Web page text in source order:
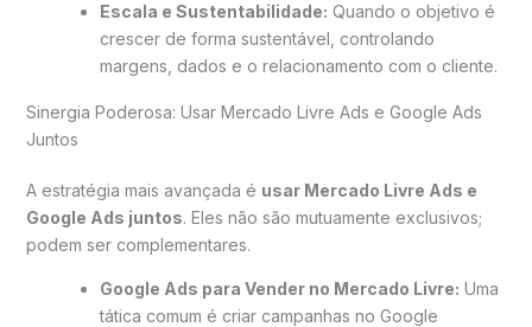
Escala e Sustentabilidade: Quando o objetivo é
crescer de forma sustentável, controlando
margens, dados e o relacionamento com o cliente.
Sinergia Poderosa: Usar Mercado Livre Ads e Google Ads
Juntos
A estratégia mais avançada é usar Mercado Livre Ads e
Google Ads juntos. Eles não são mutuamente exclusivos;
podem ser complementares.
Google Ads para Vender no Mercado Livre: Uma
tática comum é criar campanhas no Google